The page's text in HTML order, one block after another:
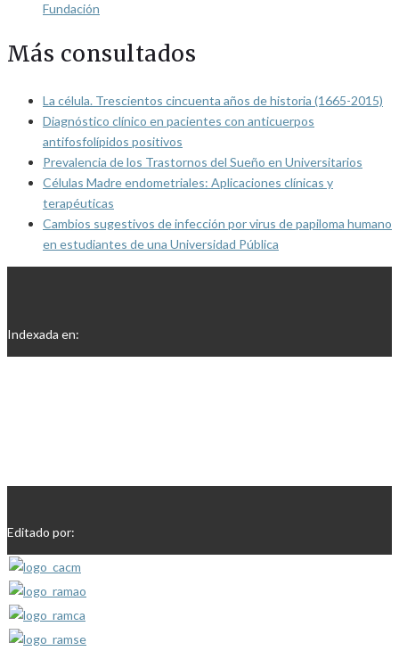
Fundación
Más consultados
La célula. Trescientos cincuenta años de historia (1665-2015)
Diagnóstico clínico en pacientes con anticuerpos
antifosfolípidos positivos
Prevalencia de los Trastornos del Sueño en Universitarios
Células Madre endometriales: Aplicaciones clínicas y
terapéuticas
Cambios sugestivos de infección por virus de papiloma humano
en estudiantes de una Universidad Pública
Indexada en:
Editado por: